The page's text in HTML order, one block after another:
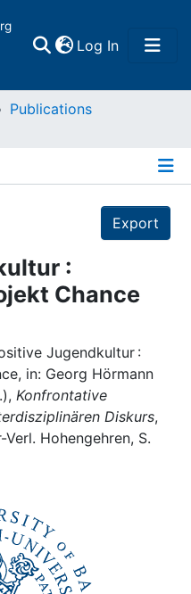
Log In(current)
Publications
Export
:
Chance
Jugendkultur :
in: Georg Hörmann
Konfrontative
Diskurs,
Hohengehren, S.